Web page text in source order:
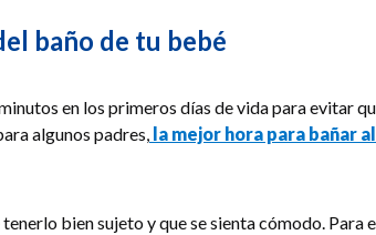
baño de tu bebé
en los primeros días de vida para evitar
algunos padres, la mejor hora para bañar
bien sujeto y que se sienta cómodo.